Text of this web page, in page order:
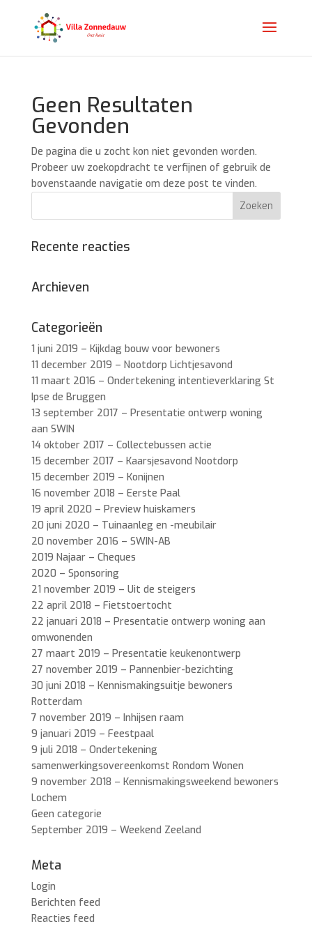
Geen Resultaten
Gevonden
De pagina die u zocht kon niet gevonden worden.
Probeer uw zoekopdracht te verfijnen of gebruik de
bovenstaande navigatie om deze post te vinden.
Recente reacties
Archieven
Categorieën
1 juni 2019 – Kijkdag bouw voor bewoners
11 december 2019 – Nootdorp Lichtjesavond
11 maart 2016 – Ondertekening intentieverklaring St
Ipse de Bruggen
13 september 2017 – Presentatie ontwerp woning
aan SWIN
14 oktober 2017 – Collectebussen actie
15 december 2017 – Kaarsjesavond Nootdorp
15 december 2019 – Konijnen
16 november 2018 – Eerste Paal
19 april 2020 – Preview huiskamers
20 juni 2020 – Tuinaanleg en -meubilair
20 november 2016 – SWIN-AB
2019 Najaar – Cheques
2020 – Sponsoring
21 november 2019 – Uit de steigers
22 april 2018 – Fietstoertocht
22 januari 2018 – Presentatie ontwerp woning aan
omwonenden
27 maart 2019 – Presentatie keukenontwerp
27 november 2019 – Pannenbier-bezichting
30 juni 2018 – Kennismakingsuitje bewoners
Rotterdam
7 november 2019 – Inhijsen raam
9 januari 2019 – Feestpaal
9 juli 2018 – Ondertekening
samenwerkingsovereenkomst Rondom Wonen
9 november 2018 – Kennismakingsweekend bewoners
Lochem
Geen categorie
September 2019 – Weekend Zeeland
Meta
Login
Berichten feed
Reacties feed